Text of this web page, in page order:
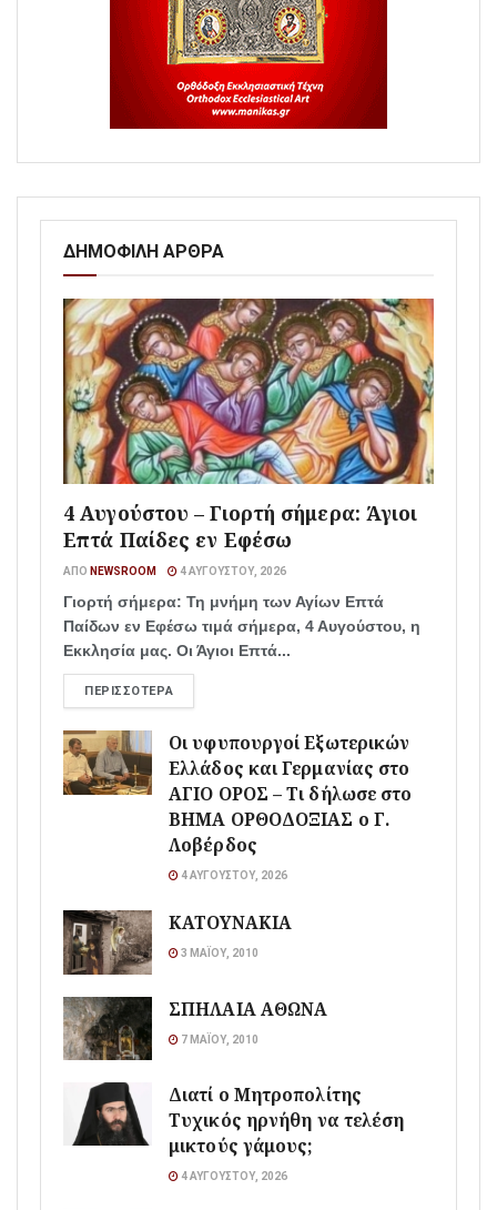
ΔΗΜΟΦΙΛΗ ΑΡΘΡΑ
4 Αυγούστου – Γιορτή σήμερα: Άγιοι
Επτά Παίδες εν Εφέσω
ΑΠΌ NEWSROOM 4 ΑΥΓΟΎΣΤΟΥ, 2026
Γιορτή σήμερα: Τη μνήμη των Αγίων Επτά
Παίδων εν Εφέσω τιμά σήμερα, 4 Αυγούστου, η
Εκκλησία μας. Οι Άγιοι Επτά...
ΠΕΡΙΣΣΌΤΕΡΑ
Οι υφυπουργοί Εξωτερικών
Ελλάδος και Γερμανίας στο
ΑΓΙΟ ΟΡΟΣ – Τι δήλωσε στο
ΒΗΜΑ ΟΡΘΟΔΟΞΙΑΣ ο Γ.
Λοβέρδος
4 ΑΥΓΟΎΣΤΟΥ, 2026
ΚΑΤΟΥΝΑΚΙΑ
3 ΜΑΪ́ΟΥ, 2010
ΣΠΗΛΑΙΑ ΑΘΩΝΑ
7 ΜΑΪ́ΟΥ, 2010
Διατί ο Μητροπολίτης
Τυχικός ηρνήθη να τελέση
μικτούς γάμους;
4 ΑΥΓΟΎΣΤΟΥ, 2026